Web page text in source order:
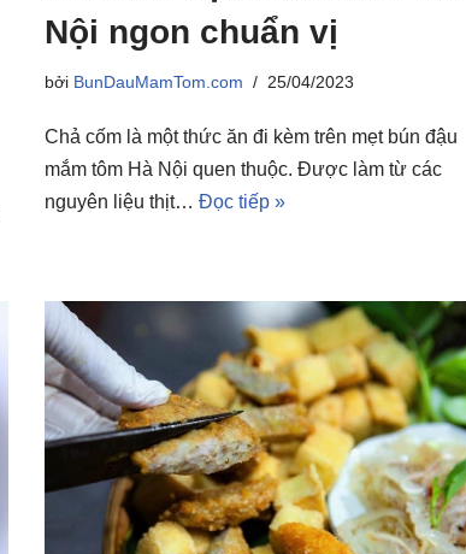
Nội ngon chuẩn vị
bởi BunDauMamTom.com 25/04/2023
Chả cốm là một thức ăn đi kèm trên mẹt bún đậu
mắm tôm Hà Nội quen thuộc. Được làm từ các
nguyên liệu thịt… Đọc tiếp »